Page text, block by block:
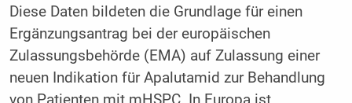
Diese Daten bildeten die Grundlage für einen
Ergänzungsantrag bei der europäischen
Zulassungsbehörde (EMA) auf Zulassung einer
neuen Indikation für Apalutamid zur Behandlung